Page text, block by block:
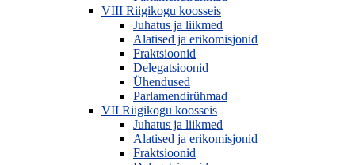
VIII Riigikogu koosseis
Juhatus ja liikmed
Alatised ja erikomisjonid
Fraktsioonid
Delegatsioonid
Ühendused
Parlamendirühmad
VII Riigikogu koosseis
Juhatus ja liikmed
Alatised ja erikomisjonid
Fraktsioonid